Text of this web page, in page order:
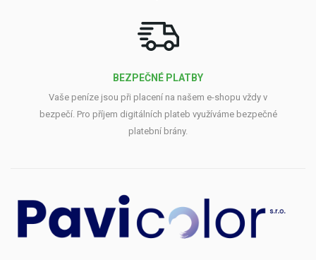
BEZPEČNÉ PLATBY
Vaše peníze jsou při placení na našem e-shopu vždy v
bezpečí. Pro příjem digitálních plateb využíváme bezpečné
platební brány.